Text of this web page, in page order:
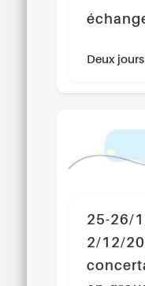
Deux
25-26/
2/12/